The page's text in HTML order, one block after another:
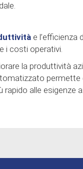
e l’efficienza
i costi operativi.
la produttività
alle esigenze